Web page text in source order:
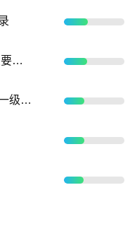
爱鸟养鸟护鸟 这些法律知识要知道
人民日报：请收藏这些国家一级保护鸟类图